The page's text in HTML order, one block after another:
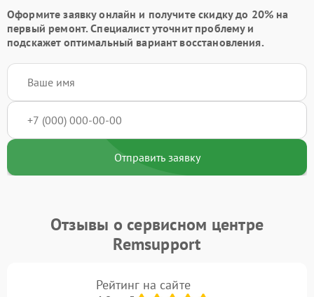
Оформите заявку онлайн и получитескидку до 20% на
первый ремонт. Специалист уточнит проблему и
подскажет оптимальный вариант восстановления.
Отправить заявку
Отзывы о сервисном центре
Remsupport
Рейтинг на сайте